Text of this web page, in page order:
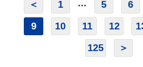
＜
1 ... 5 6
9 10 11 12
125 ＞